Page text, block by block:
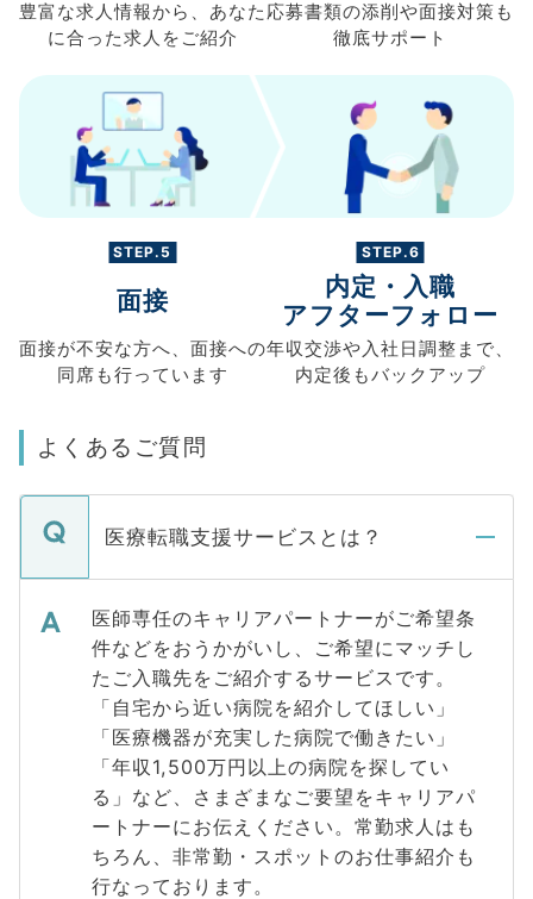
豊富な求人情報から、 あなた
に合った求人を ご紹介
応募書類の添削や面接対策も
徹底サポート
STEP.5
面接
面接が不安な方へ、 面接への
同席も行っています
STEP.6
内定・入職
アフターフォロー
年収交渉や入社日調整まで、
内定後もバックアップ
よくあるご質問
医療転職支援サービスとは？
医師専任のキャリアパートナーがご希望条
件などをおうかがいし、ご希望にマッチし
たご入職先をご紹介するサービスです。
「自宅から近い病院を紹介してほしい」
「医療機器が充実した病院で働きたい」
「年収1,500万円以上の病院を探してい
る」など、さまざまなご要望をキャリアパ
ートナーにお伝えください。常勤求人はも
ちろん、非常勤・スポットのお仕事紹介も
行なっております。